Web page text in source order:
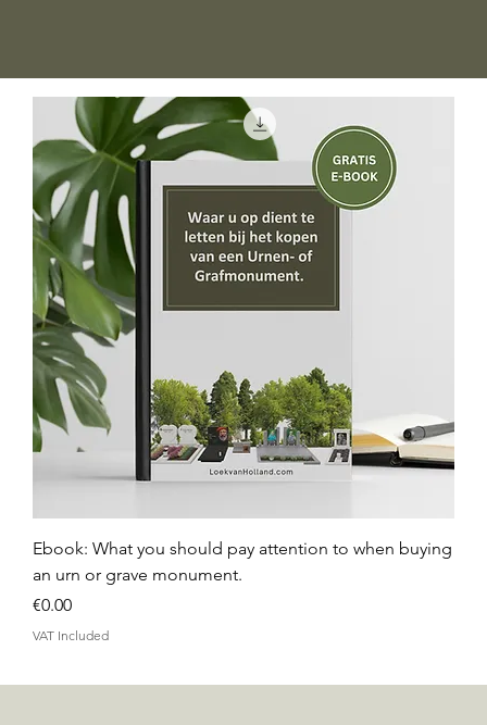
Ebook: What you should pay attention to when buying
an urn or grave monument.
Price
€0.00
VAT Included